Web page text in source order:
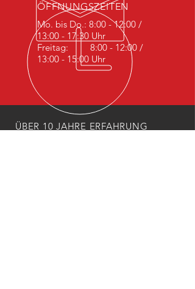
ÖFFNUNGSZEITEN
Mo. bis Do.: 8:00 - 12:00 /
13:00 - 17:30 Uhr
Freitag: 8:00 - 12:00 /
13:00 - 15:00 Uhr
ÜBER 10 JAHRE ERFAHRUNG